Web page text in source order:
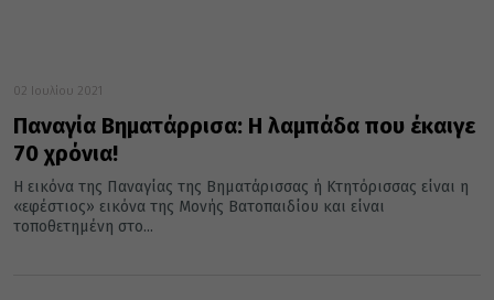
02 Ιουλίου 2021
Παναγία Βηματάρρισα: Η λαμπάδα που έκαιγε
70 χρόνια!
Η εικόνα της Παναγίας της Βηματάρισσας ή Κτητόρισσας είναι η
«εφέστιος» εικόνα της Μονής Βατοπαιδίου και είναι
τοποθετημένη στο...